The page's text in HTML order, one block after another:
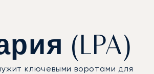
(LPA)
ключевыми воротами для